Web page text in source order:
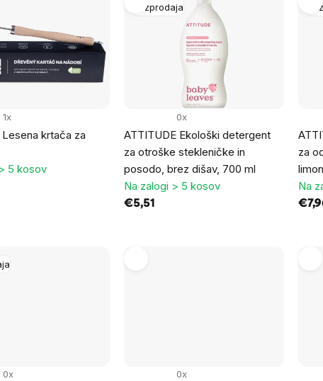
krtača za
1x
5 kosov
Razprodaja
ATTITUDE Ekološki detergent
za otroške stekleničke in
posodo, brez dišav, 700 ml
0x
Na zalogi > 5 kosov
€5,51
za
Na
0x 0x